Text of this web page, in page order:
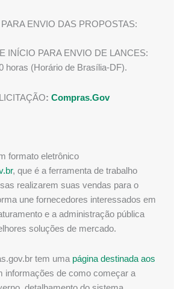
ENVIO DAS PROPOSTAS:
INÍCIO PARA ENVIO DE LANCES:
horas (Horário de Brasília-DF).
: Compras.Gov
formato eletrônico
, que é a ferramenta de trabalho
realizarem suas vendas para o
une fornecedores interessados em
e a administração pública
soluções de mercado.
tem uma página destinada aos
informações de como começar a